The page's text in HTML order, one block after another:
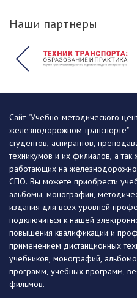
Наши партнеры
Сайт "Учебно-методического
железнодорожном транспорте"
студентов, аспирантов,
техникумов и их филиалов, а так
работающих на
СПО. Вы можете приобрести
альбомы, монографии,
издания для всех уровней
подключиться к нашей
повышения квалификации и
применением дистанционных
учебников, монографий,
программ, учебных программ,
фильмов.